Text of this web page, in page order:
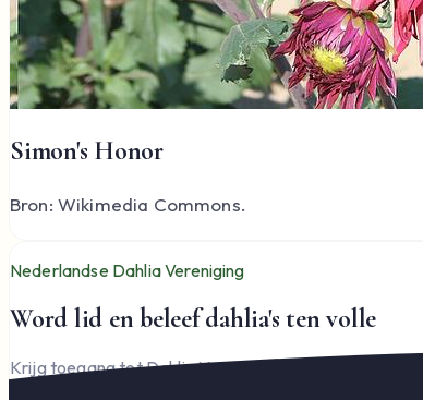
Simon's Honor
Bron: Wikimedia Commons.
Nederlandse Dahlia Vereniging
Word lid en beleef dahlia's ten volle
Krijg toegang tot Dahlia Varia, documenten en het